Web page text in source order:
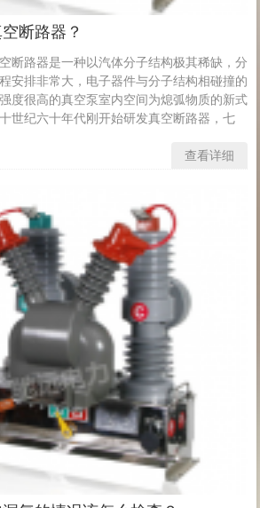
断路器？
断路器是一种以汽体分子结构极其稀缺，分
安排非常大，电子器件与分子结构相碰撞的
度很高的真空泵室内空间为熄弧物质的新式
世纪六十年代刚开始研发真空断路器，七
查看详细